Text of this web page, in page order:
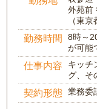
外苑前
（東京
勤務時間
8時～
が可能
仕事内容
キッチ
グ、そ
契約形態 業務委